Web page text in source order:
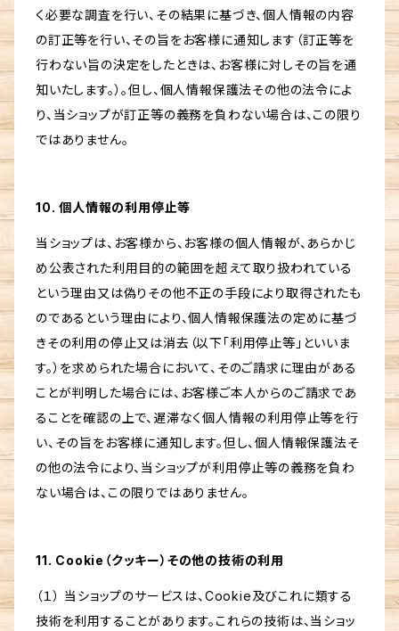
く必要な調査を行い、その結果に基づき、個人情報の内容
の訂正等を行い、その旨をお客様に通知します（訂正等を
行わない旨の決定をしたときは、お客様に対しその旨を通
知いたします。）。但し、個人情報保護法その他の法令によ
り、当ショップが訂正等の義務を負わない場合は、この限り
ではありません。
10. 個人情報の利用停止等
当ショップは、お客様から、お客様の個人情報が、あらかじ
め公表された利用目的の範囲を超えて取り扱われている
という理由又は偽りその他不正の手段により取得されたも
のであるという理由により、個人情報保護法の定めに基づ
きその利用の停止又は消去（以下「利用停止等」といいま
す。）を求められた場合において、そのご請求に理由がある
ことが判明した場合には、お客様ご本人からのご請求であ
ることを確認の上で、遅滞なく個人情報の利用停止等を行
い、その旨をお客様に通知します。但し、個人情報保護法そ
の他の法令により、当ショップが利用停止等の義務を負わ
ない場合は、この限りではありません。
11. Cookie（クッキー）その他の技術の利用
（１） 当ショップのサービスは、Cookie及びこれに類する
技術を利用することがあります。これらの技術は、当ショッ